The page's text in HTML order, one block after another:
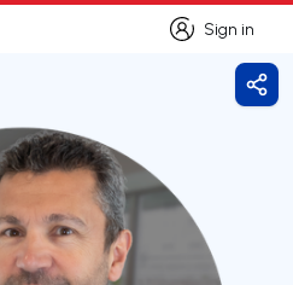
Sign in
Sign in